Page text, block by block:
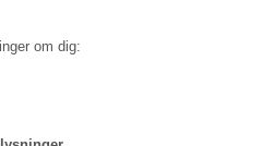
om dig: